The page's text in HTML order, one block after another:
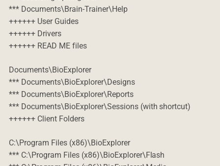
*** Documents\Brain-Trainer\Help
++++++ User Guides
++++++ Drivers
++++++ READ ME files
Documents\BioExplorer
*** Documents\BioExplorer\Designs
*** Documents\BioExplorer\Reports
*** Documents\BioExplorer\Sessions (with shortcut)
++++++ Client Folders
C:\Program Files (x86)\BioExplorer
*** C:\Program Files (x86)\BioExplorer\Flash